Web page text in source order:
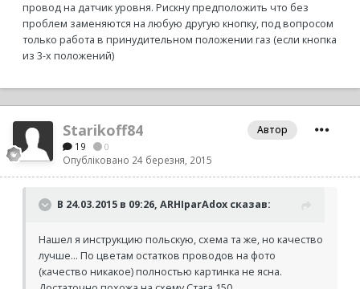
провод на датчик уровня. Рискну предположить что без
проблем заменяются на любую другую кнопку, под вопросом
только работа в принудительном положении газ (если кнопка
из 3-х положений)
Starikoff84
19 0
Опубліковано 24 березня, 2015
Автор
В 24.03.2015 в 09:26, ARHIparAdox сказав:
Нашел я инструкцию польскую, схема та же, но качество
лучше... По цветам остатков проводов на фото
(качество никакое) полностью картинка не ясна.